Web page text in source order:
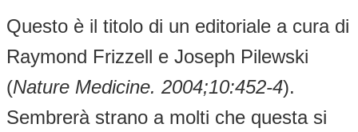
Questo è il titolo di un editoriale a cura di
Raymond Frizzell e Joseph Pilewski
(Nature Medicine. 2004;10:452-4).
Sembrerà strano a molti che questa si